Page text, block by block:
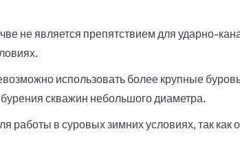
не является препятствием для ударно-
использовать более крупные
скважин небольшого диаметра.
работы в суровых зимних условиях, так как